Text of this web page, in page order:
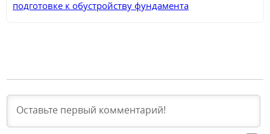
подготовке к обустройству фундамента